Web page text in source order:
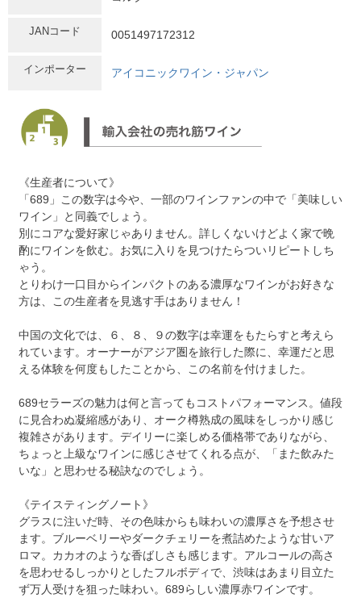
JANコード 0051497172312
インポーター アイコニックワイン・ジャパン
《生産者について》
「689」この数字は今や、一部のワインファンの中で「美味しい
ワイン」と同義でしょう。
別にコアな愛好家じゃありません。詳しくないけどよく家で晩
酌にワインを飲む。お気に入りを見つけたらついリピートしち
ゃう。
とりわけ一口目からインパクトのある濃厚なワインがお好きな
方は、この生産者を見逃す手はありません！
中国の文化では、６、８、９の数字は幸運をもたらすと考えら
れています。オーナーがアジア圏を旅行した際に、幸運だと思
える体験を何度もしたことから、この名前を付けました。
689セラーズの魅力は何と言ってもコストパフォーマンス。値段
に見合わぬ凝縮感があり、オーク樽熟成の風味をしっかり感じ
複雑さがあります。デイリーに楽しめる価格帯でありながら、
ちょっと上級なワインに感じさせてくれる点が、「また飲みた
いな」と思わせる秘訣なのでしょう。
《テイスティングノート》
グラスに注いだ時、その色味からも味わいの濃厚さを予想させ
ます。ブルーベリーやダークチェリーを煮詰めたような甘いア
ロマ。カカオのような香ばしさも感じます。アルコールの高さ
を思わせるしっかりとしたフルボディで、渋味はあまり目立た
ず万人受けを狙った味わい。689らしい濃厚赤ワインです。